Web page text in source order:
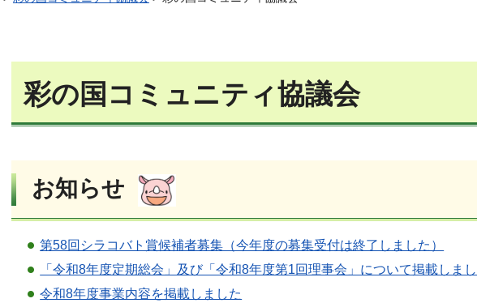
彩の国コミュニティ協議会
お知らせ
第58回シラコバト賞候補者募集（今年度の募集受付は終了しました）
「令和8年度定期総会」及び「令和8年度第1回理事会」について掲載しま
令和8年度事業内容を掲載しました